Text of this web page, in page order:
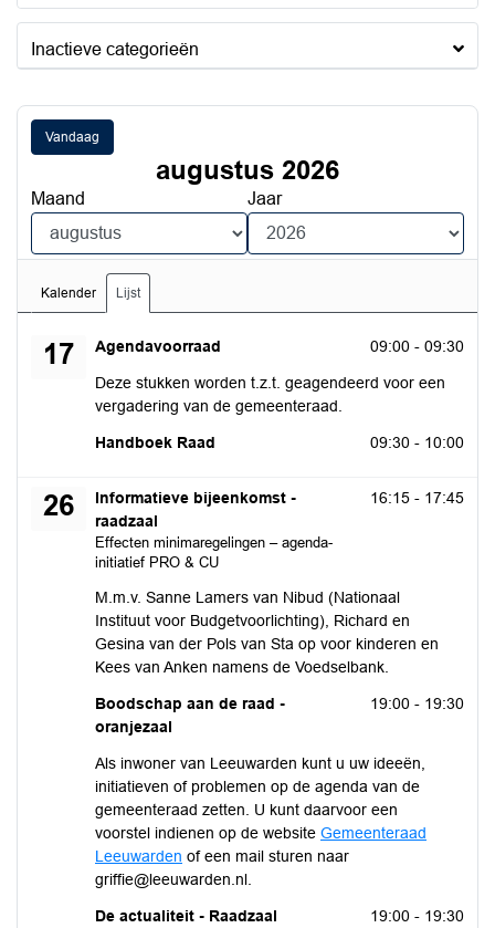
Inactieve categorieën
Vandaag
augustus 2026
Maand Jaar
Kalender Lijst
17 Agendavoorraad
maandag 17 augustus 2026 09:00 - 09:30
Deze stukken worden t.z.t. geagendeerd voor een
vergadering van de gemeenteraad.
Handboek Raad
maandag 17 augustus 2026 09:30 - 10:00
26
Informatieve bijeenkomst -
raadzaal
Effecten minimaregelingen – agenda-
initiatief PRO & CU
woensdag 26 augustus 2026 16:15 - 17:45
M.m.v. Sanne Lamers van Nibud (Nationaal
Instituut voor Budgetvoorlichting), Richard en
Gesina van der Pols van Sta op voor kinderen en
Kees van Anken namens de Voedselbank.
Boodschap aan de raad -
oranjezaal
woensdag 26 augustus 2026 19:00 - 19:30
Als inwoner van Leeuwarden kunt u uw ideeën,
initiatieven of problemen op de agenda van de
gemeenteraad zetten. U kunt daarvoor een
voorstel indienen op de website Gemeenteraad
Leeuwarden of een mail sturen naar
griffie@leeuwarden.nl.
De actualiteit - Raadzaal
woensdag 26 augustus 2026 19:00 - 19:30